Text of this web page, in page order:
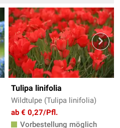
Tulipa linifolia
Wildtulpe (Tulipa linifolia)
ab € 0,27/Pfl.
Vorbestellung möglich